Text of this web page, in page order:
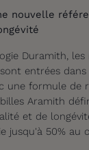
nouvelle
Duramith, les
entrées
une formule de
Aramith
et de
jusqu'à 50% au